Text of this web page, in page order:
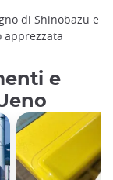
di Shinobazu e
apprezzata
e